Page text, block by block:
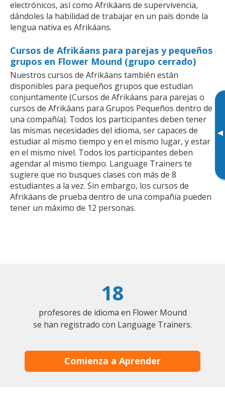
▸
electrónicos, así como Afrikáans de supervivencia,
dándoles la habilidad de trabajar en un país donde la
lengua nativa es Afrikáans.
Cursos de Afrikáans para parejas y pequeños
grupos en Flower Mound (grupo cerrado)
Nuestros cursos de Afrikáans también están
disponibles para pequeños grupos que estudian
conjuntamente (Cursos de Afrikáans para parejas o
cursos de Afrikáans para Grupos Pequeños dentro de
una compañía). Todos los participantes deben tener
las mismas necesidades del idioma, ser capaces de
estudiar al mismo tiempo y en el mismo lugar, y estar
en el mismo nivel. Todos los participantes deben
agendar al mismo tiempo. Language Trainers te
sugiere que no busques clases con más de 8
estudiantes a la vez. Sin embargo, los cursos de
Afrikáans de prueba dentro de una compañía pueden
tener un máximo de 12 personas.
18
profesores de idioma en Flower Mound
se han registrado con Language Trainers.
Comienza a Aprender